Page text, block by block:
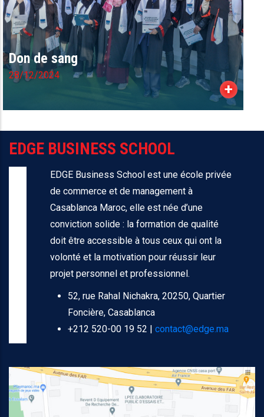
Don de sang
28/12/2024
+
EDGE BUSINESS SCHOOL
EDGE Business School est une école privée
de commerce et de management à
Casablanca Maroc, elle est née d’une
conviction solide : la formation de qualité
doit être accessible à tous ceux qui ont la
volonté et la motivation pour réussir leur
projet personnel et professionnel.
52, rue Rahal Nichakra, 20250, Quartier
Foncière, Casablanca
+212 520-00 19 52 | contact@edge.ma